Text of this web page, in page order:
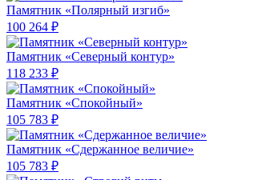
Памятник «Полярный изгиб»
100 264 ₽
Памятник «Северный контур»
118 233 ₽
Памятник «Спокойный»
105 783 ₽
Памятник «Сдержанное величие»
105 783 ₽